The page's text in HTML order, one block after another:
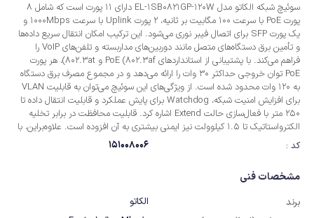
سوئیچ شبکه الکاتو مدل EL-1SB0821GP-120W دارای 11 پورت است که شامل 8
پورت PoE با سرعت 100 مگابیت بر ثانیه، 2 پورت Uplink با سرعت 1000Mbps و
یک پورت SFP برای اتصال فیبر نوری می‌شود. این ترکیب امکان انتقال سریع داده‌ها
و تأمین برق دستگاه‌های متصل مانند دوربین‌های مداربسته و تلفن‌های VoIP را
فراهم می‌کند. با پشتیبانی از استانداردهای PoE (802.3af و 802.3at)، هر پورت
PoE توان خروجی حداکثر 30 وات را ارائه می‌دهد و در مجموع مصرف برق دستگاه
به 120 وات محدود شده است. از ویژگی‌های این سوئیچ می‌توان به قابلیت VLAN
برای افزایش امنیت شبکه، Watchdog برای پایش عملکرد و قابلیت انتقال داده تا
250 متر با فعال‌سازی حالت Extend اشاره کرد. قابلیت محافظت در برابر تخلیه
الکترواستاتیک تا 1.5 کیلوولت نیز ایمنی بیشتری به آن افزوده است. علاوه‌براین، با
ظرفیت سوئیچینگ 5.6 گیگابیت بر ثانیه ترافیک شبکه با سرعت و پایداری مدیریت
کد : 151008006
مشخصات فنی
برند
الکاتو